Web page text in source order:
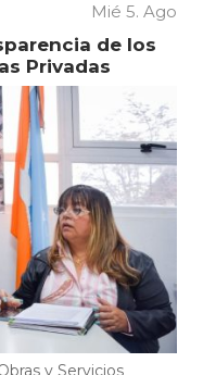
Mié 5. Ago
de los
Privadas
y Servicios